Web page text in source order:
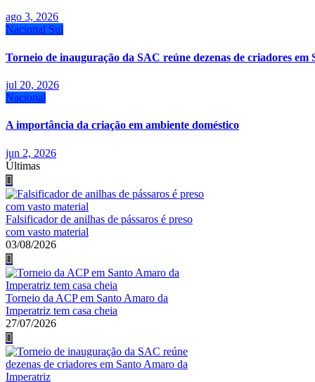
ago 3, 2026
Nacional Sul
Torneio de inauguração da SAC reúne dezenas de criadores
jul 20, 2026
Nacional
A importância da criação em ambiente doméstico
jun 2, 2026
Últimas
Falsificador de anilhas de pássaros é preso
com vasto material
03/08/2026
Torneio da ACP em Santo Amaro da
Imperatriz tem casa cheia
27/07/2026